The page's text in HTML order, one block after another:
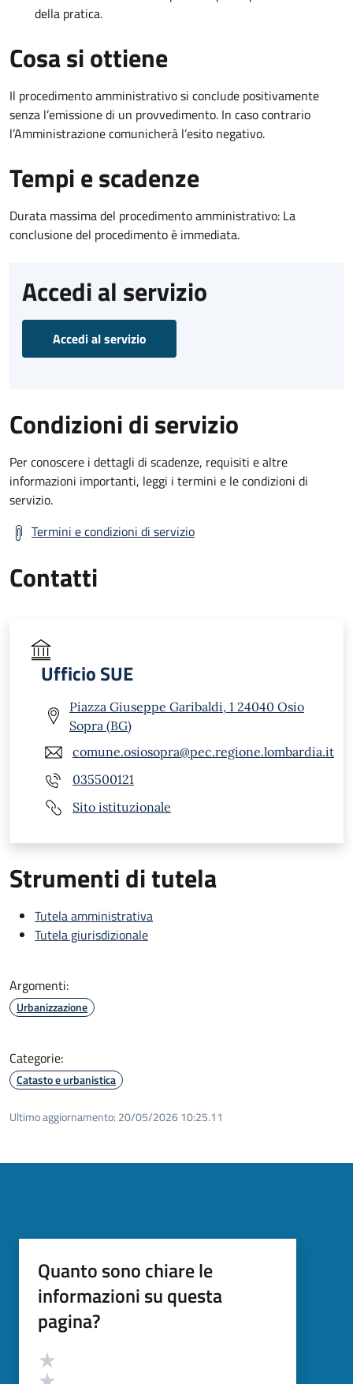
della pratica.
Cosa si ottiene
Il procedimento amministrativo si conclude positivamente
senza l’emissione di un provvedimento. In caso contrario
l’Amministrazione comunicherà l’esito negativo.
Tempi e scadenze
Durata massima del procedimento amministrativo: La
conclusione del procedimento è immediata.
Accedi al servizio
Accedi al servizio
Condizioni di servizio
Per conoscere i dettagli di scadenze, requisiti e altre
informazioni importanti, leggi i termini e le condizioni di
servizio.
Termini e condizioni di servizio
Contatti
Ufficio SUE
Piazza Giuseppe Garibaldi, 1 24040 Osio
Sopra (BG)
comune.osiosopra@pec.regione.lombardia.it
035500121
Sito istituzionale
Strumenti di tutela
Tutela amministrativa
Tutela giurisdizionale
Argomenti:
Urbanizzazione
Categorie:
Catasto e urbanistica
Ultimo aggiornamento: 20/05/2026 10:25.11
Quanto sono chiare le
informazioni su questa
pagina?
Valutazione